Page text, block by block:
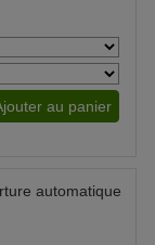
au panier
automatique